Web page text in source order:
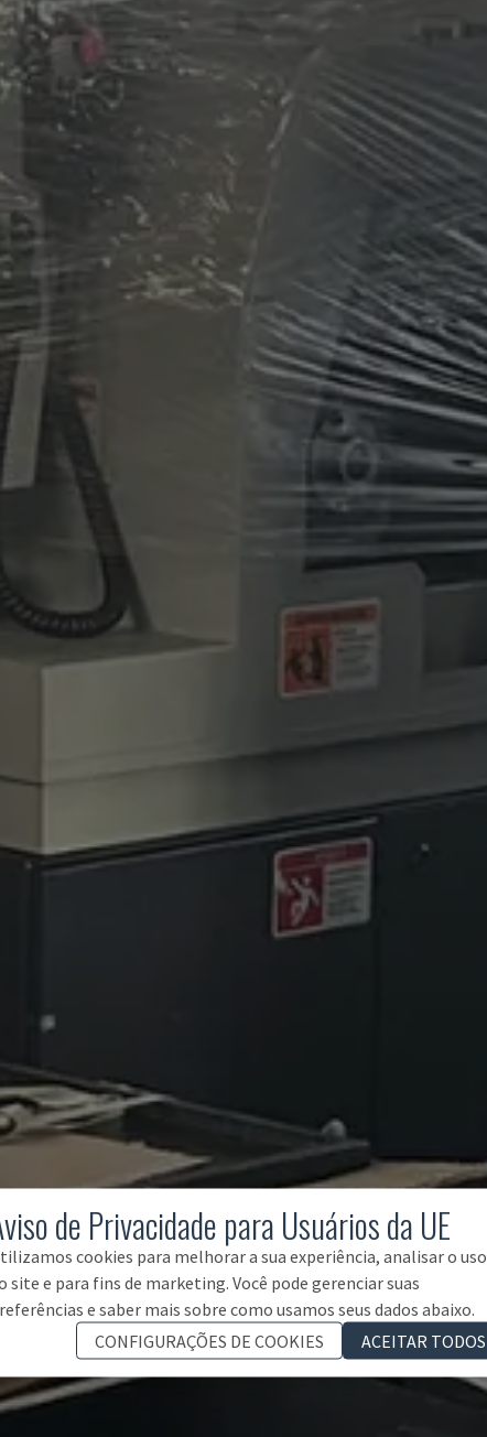
de Privacidade para Usuários da UE
cookies para melhorar a sua experiência, analisar o uso
site e para fins de marketing. Você pode gerenciar suas
e saber mais sobre como usamos seus dados abaixo.
CONFIGURAÇÕES DE COOKIES
ACEITAR TODOS